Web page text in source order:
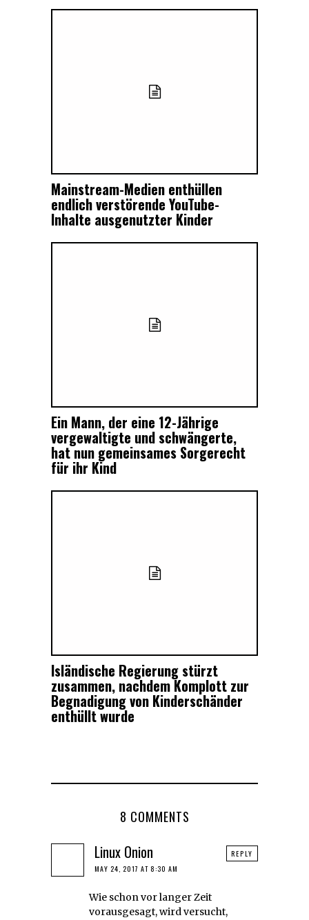
Mainstream-Medien enthüllen
endlich verstörende YouTube-
Inhalte ausgenutzter Kinder
Ein Mann, der eine 12-Jährige
vergewaltigte und schwängerte,
hat nun gemeinsames Sorgerecht
für ihr Kind
Isländische Regierung stürzt
zusammen, nachdem Komplott zur
Begnadigung von Kinderschänder
enthüllt wurde
8 COMMENTS
Linux Onion
MAY 24, 2017 AT 8:30 AM
Wie schon vor langer Zeit
vorausgesagt, wird versucht,
REPLY